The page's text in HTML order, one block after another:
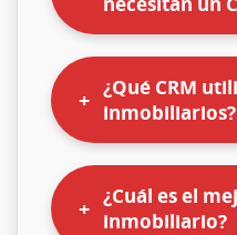
¿Qué CRM
inmobiliarios?
¿Cuál es el
inmobiliario?